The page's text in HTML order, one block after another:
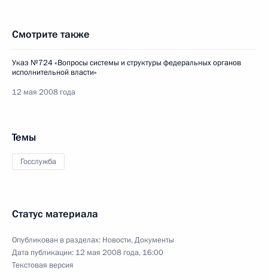
Смотрите также
Указ №724 «Вопросы системы и структуры федеральных органов
исполнительной власти»
12 мая 2008 года
Темы
Госслужба
Статус материала
Опубликован в разделах: Новости,Документы
Дата публикации: 12 мая 2008 года, 16:00
Текстовая версия